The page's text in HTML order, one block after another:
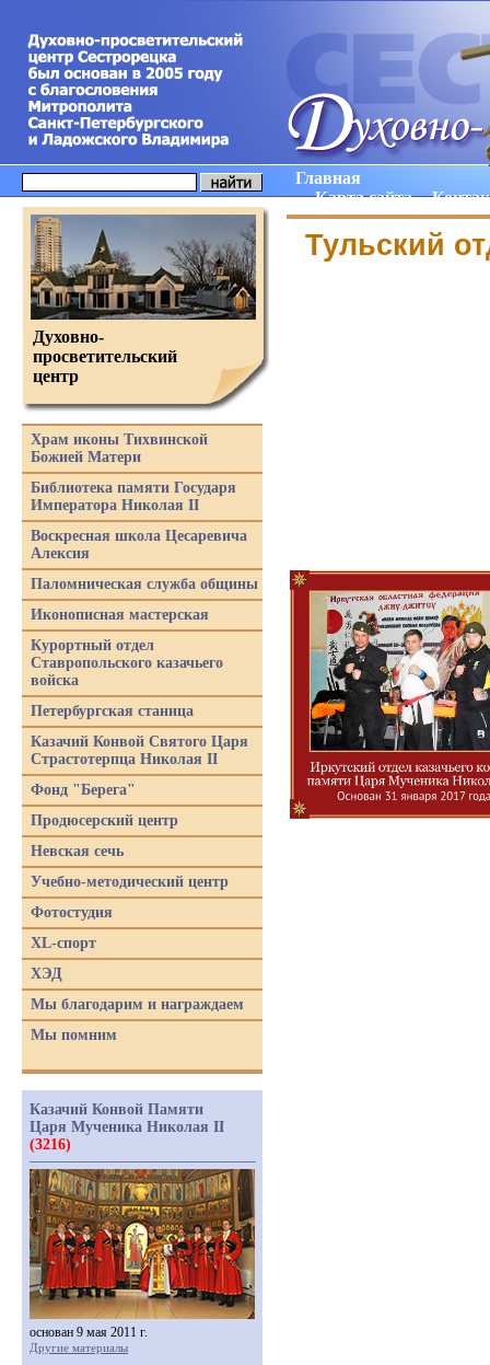
Главная
Карта сайта
Тульский
Духовно-
просветительский
центр
Храм иконы Тихвинской
Божией Матери
Библиотека памяти Государя
Императора Николая II
Воскресная школа Цесаревича
Алексия
Паломническая служба общины
Иконописная мастерская
Курортный отдел
Ставропольского казачьего
войска
Петербургская станица
Казачий Конвой Святого Царя
Страстотерпца Николая II
Фонд "Берега"
Продюсерский центр
Невская сечь
Учебно-методический центр
Фотостудия
XL-спорт
ХЭД
Мы благодарим и награждаем
Мы помним
Казачий Конвой Памяти
Царя Мученика Николая II
(3216)
основан 9 мая 2011 г.
Другие материалы